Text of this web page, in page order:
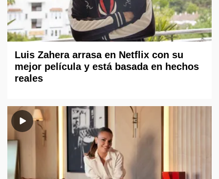
Luis Zahera arrasa en Netflix con su
mejor película y está basada en hechos
reales